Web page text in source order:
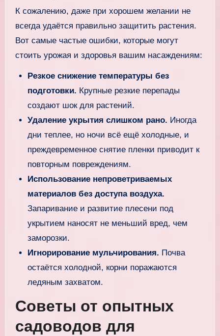
К сожалению, даже при хорошем желании не
всегда удаётся правильно защитить растения.
Вот самые частые ошибки, которые могут
стоить урожая и здоровья вашим насаждениям:
Резкое снижение температуры без
подготовки. Крупные резкие перепады
создают шок для растений.
Удаление укрытия слишком рано. Иногда
дни теплее, но ночи всё ещё холодные, и
преждевременное снятие пленки приводит к
повторным повреждениям.
Использование непроветриваемых
материалов без доступа воздуха.
Запаривание и развитие плесени под
укрытием наносят не меньший вред, чем
заморозки.
Игнорирование мульчирования. Почва
остаётся холодной, корни поражаются
ледяным захватом.
Советы от опытных
садоводов для